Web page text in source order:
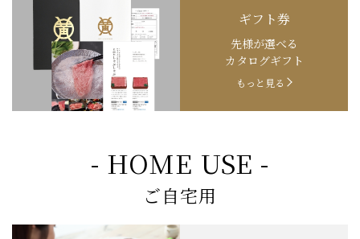
ギフト券
先様が選べる
カタログギフト
もっと見る
- HOME USE -
ご自宅用